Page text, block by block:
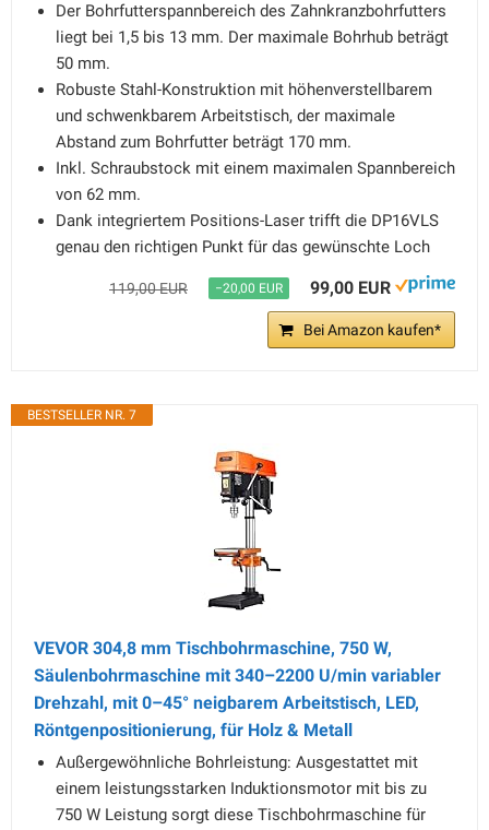
Der Bohrfutterspannbereich des Zahnkranzbohrfutters
liegt bei 1,5 bis 13 mm. Der maximale Bohrhub beträgt
50 mm.
Robuste Stahl-Konstruktion mit höhenverstellbarem
und schwenkbarem Arbeitstisch, der maximale
Abstand zum Bohrfutter beträgt 170 mm.
Inkl. Schraubstock mit einem maximalen Spannbereich
von 62 mm.
Dank integriertem Positions-Laser trifft die DP16VLS
genau den richtigen Punkt für das gewünschte Loch
119,00 EUR −20,00 EUR 99,00 EUR
Bei Amazon kaufen*
BESTSELLER NR. 7
VEVOR 304,8 mm Tischbohrmaschine, 750 W,
Säulenbohrmaschine mit 340–2200 U/min variabler
Drehzahl, mit 0–45° neigbarem Arbeitstisch, LED,
Röntgenpositionierung, für Holz & Metall
Außergewöhnliche Bohrleistung: Ausgestattet mit
einem leistungsstarken Induktionsmotor mit bis zu
750 W Leistung sorgt diese Tischbohrmaschine für